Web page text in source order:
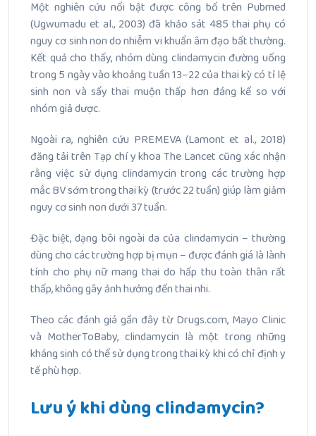
Một nghiên cứu nổi bật được công bố trên Pubmed
(Ugwumadu et al., 2003) đã khảo sát 485 thai phụ có
nguy cơ sinh non do nhiễm vi khuẩn âm đạo bất thường.
Kết quả cho thấy, nhóm dùng clindamycin đường uống
trong 5 ngày vào khoảng tuần 13–22 của thai kỳ có tỉ lệ
sinh non và sẩy thai muộn thấp hơn đáng kể so với
nhóm giả dược.
Ngoài ra, nghiên cứu PREMEVA (Lamont et al., 2018)
đăng tải trên Tạp chí y khoa The Lancet cũng xác nhận
rằng việc sử dụng clindamycin trong các trường hợp
mắc BV sớm trong thai kỳ (trước 22 tuần) giúp làm giảm
nguy cơ sinh non dưới 37 tuần.
Đặc biệt, dạng bôi ngoài da của clindamycin – thường
dùng cho các trường hợp bị mụn – được đánh giá là lành
tính cho phụ nữ mang thai do hấp thu toàn thân rất
thấp, không gây ảnh hưởng đến thai nhi.
Theo các đánh giá gần đây từ Drugs.com, Mayo Clinic
và MotherToBaby, clindamycin là một trong những
kháng sinh có thể sử dụng trong thai kỳ khi có chỉ định y
tế phù hợp.
Lưu ý khi dùng clindamycin?